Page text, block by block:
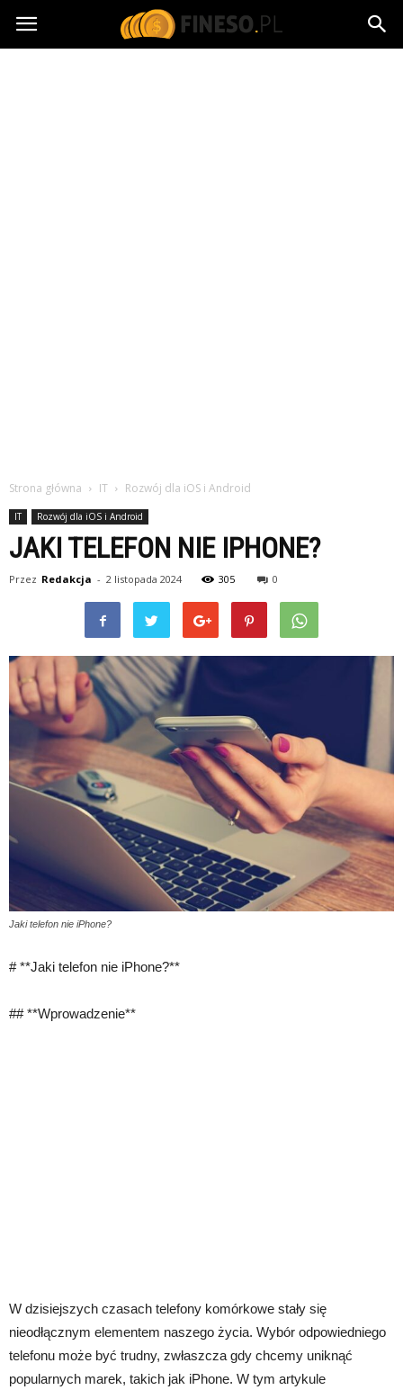
fineso.pl
Strona główna IT Rozwój dla iOS i Android
IT Rozwój dla iOS i Android
JAKI TELEFON NIE IPHONE?
Przez Redakcja - 2 listopada 2024 305 0
Jaki telefon nie iPhone?
# **Jaki telefon nie iPhone?**
## **Wprowadzenie**
W dzisiejszych czasach telefony komórkowe stały się
nieodłącznym elementem naszego życia. Wybór odpowiedniego
telefonu może być trudny, zwłaszcza gdy chcemy uniknąć
popularnych marek, takich jak iPhone. W tym artykule